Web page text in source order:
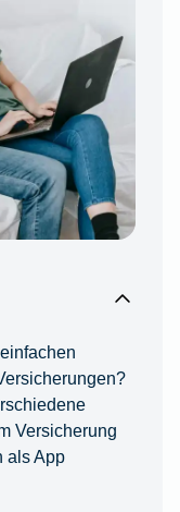
Versicherung
als App